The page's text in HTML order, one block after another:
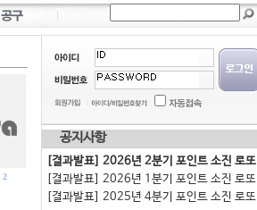
2
공지사항
[결과발표] 2026년 2분기 포인트 소진 로또
[결과발표] 2026년 1분기 포인트 소진 로또
[결과발표] 2025년 4분기 포인트 소진 로또